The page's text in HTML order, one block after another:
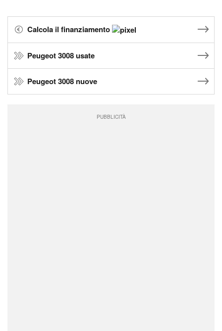
Calcola il finanziamento
Peugeot 3008 usate
Peugeot 3008 nuove
PUBBLICITÀ